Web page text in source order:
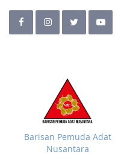
Barisan Pemuda Adat
Nusantara